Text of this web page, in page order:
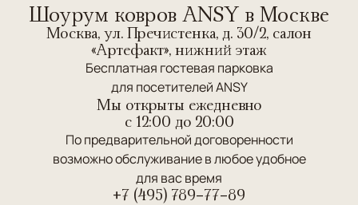
Шоурум ковров ANSY в Москве
Москва, ул. Пречистенка, д. 30/2, салон
«Артефакт», нижний этаж
Бесплатная гостевая парковка
для посетителей ANSY
Мы открыты ежедневно
c 12:00 до 20:00
По предварительной договоренности
возможно обслуживание в любое удобное
для вас время
+7 (495) 789-77-89